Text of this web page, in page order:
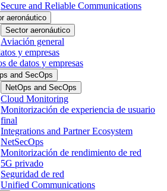
Secure and Reliable Communications
aeronáutico
Sector aeronáutico
Aviación general
y empresas
de datos y empresas
and SecOps
NetOps and SecOps
Cloud Monitoring
Monitorización de experiencia de usuario
final
Integrations and Partner Ecosystem
NetSecOps
Monitorización de rendimiento de red
5G privado
Seguridad de red
Unified Communications